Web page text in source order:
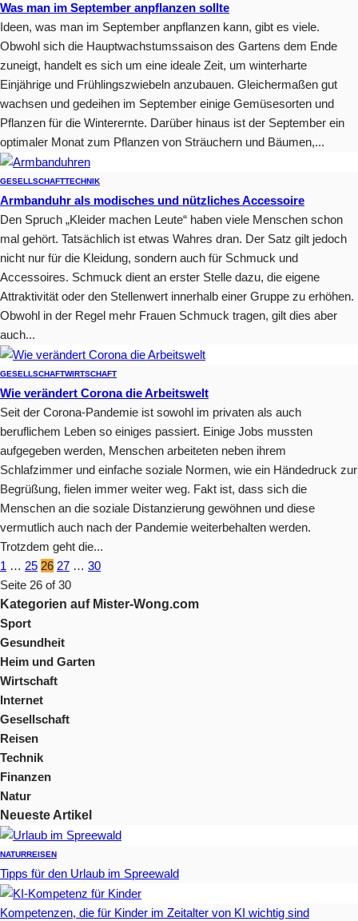
Was man im September anpflanzen sollte
Ideen, was man im September anpflanzen kann, gibt es viele.
Obwohl sich die Hauptwachstumssaison des Gartens dem Ende
zuneigt, handelt es sich um eine ideale Zeit, um winterharte
Einjährige und Frühlingszwiebeln anzubauen. Gleichermaßen gut
wachsen und gedeihen im September einige Gemüsesorten und
Pflanzen für die Winterernte. Darüber hinaus ist der September ein
optimaler Monat zum Pflanzen von Sträuchern und Bäumen,...
GESELLSCHAFTTECHNIK
Armbanduhr als modisches und nützliches Accessoire
Den Spruch „Kleider machen Leute“ haben viele Menschen schon
mal gehört. Tatsächlich ist etwas Wahres dran. Der Satz gilt jedoch
nicht nur für die Kleidung, sondern auch für Schmuck und
Accessoires. Schmuck dient an erster Stelle dazu, die eigene
Attraktivität oder den Stellenwert innerhalb einer Gruppe zu erhöhen.
Obwohl in der Regel mehr Frauen Schmuck tragen, gilt dies aber
auch...
GESELLSCHAFTWIRTSCHAFT
Wie verändert Corona die Arbeitswelt
Seit der Corona-Pandemie ist sowohl im privaten als auch
beruflichem Leben so einiges passiert. Einige Jobs mussten
aufgegeben werden, Menschen arbeiteten neben ihrem
Schlafzimmer und einfache soziale Normen, wie ein Händedruck zur
Begrüßung, fielen immer weiter weg. Fakt ist, dass sich die
Menschen an die soziale Distanzierung gewöhnen und diese
vermutlich auch nach der Pandemie weiterbehalten werden.
Trotzdem geht die...
1 … 25 26 27 … 30
Seite 26 of 30
Kategorien auf Mister-Wong.com
Sport
Gesundheit
Heim und Garten
Wirtschaft
Internet
Gesellschaft
Reisen
Technik
Finanzen
Natur
Neueste Artikel
NATURREISEN
Tipps für den Urlaub im Spreewald
Kompetenzen, die für Kinder im Zeitalter von KI wichtig sind